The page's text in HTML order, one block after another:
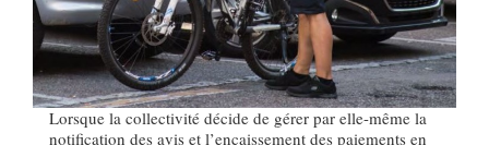
Lorsque la collectivité décide de gérer par elle-même la
notification des avis et l’encaissement des paiements en